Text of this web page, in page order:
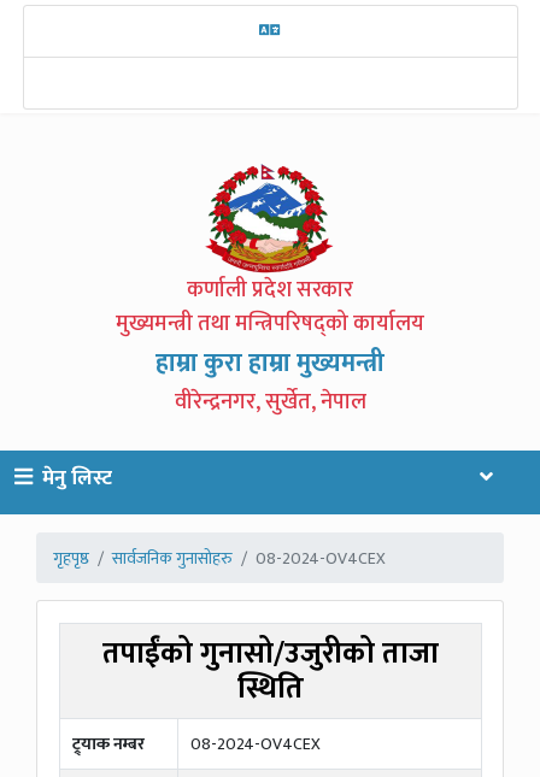
कर्णाली प्रदेश सरकार
मुख्यमन्त्री तथा मन्त्रिपरिषद्को कार्यालय
हाम्रा कुरा हाम्रा मुख्यमन्त्री
वीरेन्द्रनगर, सुर्खेत, नेपाल
मेनु लिस्ट
गृहपृष्ठ सार्वजनिक गुनासोहरु 08-2024-OV4CEX
तपाईंको गुनासो/उजुरीको ताजा
स्थिति
ट्र्याक नम्बर
08-2024-OV4CEX